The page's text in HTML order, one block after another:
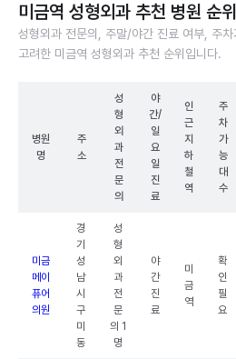
미금역 성형외과 추천 병원 순
성형외과 전문의, 주말/야간 진료 여부, 주
고려한 미금역 성형외과 추천 순위입니다.
병원
명
주
소
성
형
외
과
전
문
의
야
간/
일
요
일
진
료
인
근
지
하
철
역
주
차
가
능
대
수
미금
메이
퓨어
의원
경
기
성
남
시
구
미
동
성
형
외
과
전
문
의 1
명
야
간
진
료
미
금
역
확
인
필
요